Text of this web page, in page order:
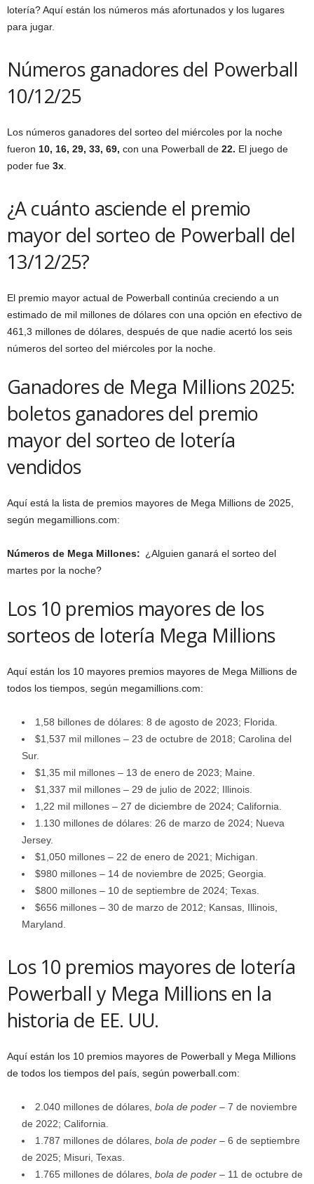
lotería? Aquí están los números más afortunados y los lugares
para jugar.
Números ganadores del Powerball
10/12/25
Los números ganadores del sorteo del miércoles por la noche
fueron 10, 16, 29, 33, 69, con una Powerball de 22. El juego de
poder fue 3x
¿A cuánto asciende el premio
mayor del sorteo de Powerball del
13/12/25?
El premio mayor actual de Powerball continúa creciendo a un
estimado de mil millones de dólares con una opción en efectivo de
461,3 millones de dólares, después de que nadie acertó los seis
números del sorteo del miércoles por la noche.
Ganadores de Mega Millions 2025:
boletos ganadores del premio
mayor del sorteo de lotería
vendidos
Aquí está la lista de premios mayores de Mega Millions de 2025,
según megamillions.com:
Números de Mega Millones: ¿Alguien ganará el sorteo del
martes por la noche?
Los 10 premios mayores de los
sorteos de lotería Mega Millions
Aquí están los 10 mayores premios mayores de Mega Millions de
todos los tiempos, según megamillions.com:
1,58 billones de dólares: 8 de agosto de 2023; Florida.
$1,537 mil millones – 23 de octubre de 2018; Carolina del
Sur.
$1,35 mil millones – 13 de enero de 2023; Maine.
$1,337 mil millones – 29 de julio de 2022; Illinois.
1,22 mil millones – 27 de diciembre de 2024; California.
1.130 millones de dólares: 26 de marzo de 2024; Nueva
Jersey.
$1,050 millones – 22 de enero de 2021; Michigan.
$980 millones – 14 de noviembre de 2025; Georgia.
$800 millones – 10 de septiembre de 2024; Texas.
$656 millones – 30 de marzo de 2012; Kansas, Illinois,
Maryland.
Los 10 premios mayores de lotería
Powerball y Mega Millions en la
historia de EE. UU.
Aquí están los 10 premios mayores de Powerball y Mega Millions
de todos los tiempos del país, según powerball.com:
2.040 millones de dólares, bola de poder – 7 de noviembre
de 2022; California.
1.787 millones de dólares, bola de poder – 6 de septiembre
de 2025; Misuri, Texas.
1.765 millones de dólares, bola de poder – 11 de octubre de